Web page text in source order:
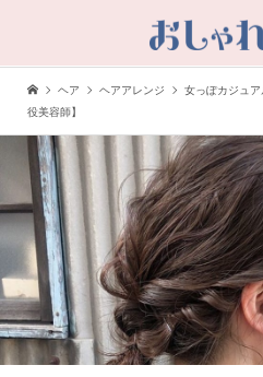
ヘア ヘアアレンジ
女っぽカジュ
役美容師】